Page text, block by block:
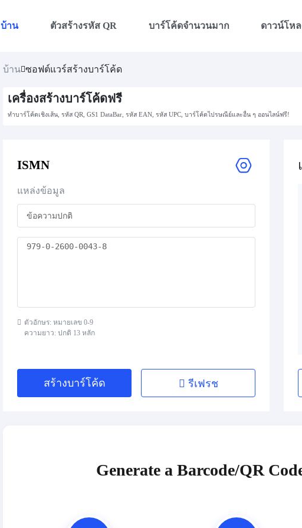
บ้าน ตัวสร้างรหัส QR บาร์โค้ดจำนวนมาก ดาวน์โห
บ้าน ซอฟต์แวร์สร้างบาร์โค้ด
เครื่องสร้างบาร์โค้ดฟรี
ทำบาร์โค้ดเชิงเส้น, รหัส QR, GS1 DataBar, รหัส EAN, รหัส UPC, บาร์โค้ดไปรษณีย์และอื่น ๆ ออนไลน์ฟรี!
ISMN
แหล่งข้อมูล
ตัวอักษร: หมายเลข 0-9
ความยาว: ปกติ 13 หลัก
สร้างบาร์โค้ด รีเฟรช
Generate a Barcode/QR